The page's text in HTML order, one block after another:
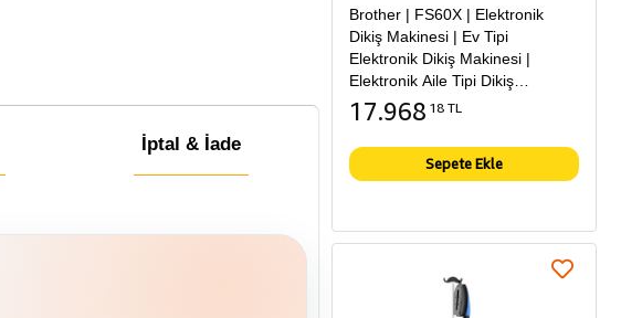
İptal & İade
Brother | FS60X | Elektronik
Dikiş Makinesi | Ev Tipi
Elektronik Dikiş Makinesi |
Elektronik Aile Tipi Dikiş
Makinesi
17.968 18 TL
Sepete Ekle